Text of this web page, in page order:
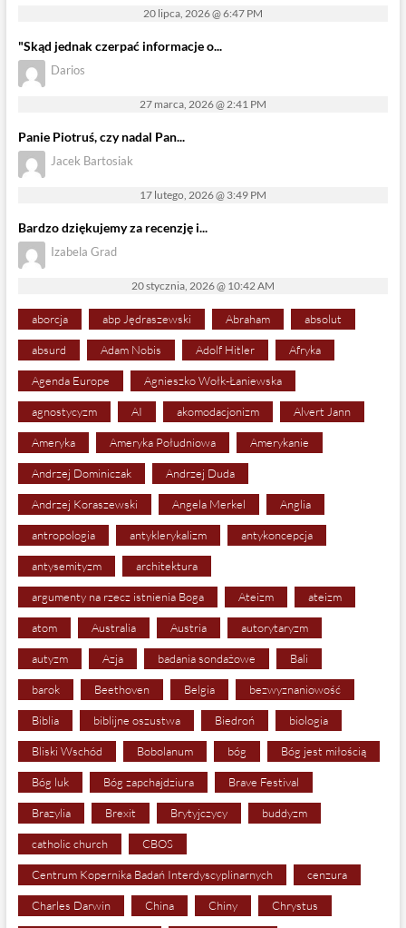
20 lipca, 2026 @ 6:47 PM
"Skąd jednak czerpać informacje o...
Darios
27 marca, 2026 @ 2:41 PM
Panie Piotruś, czy nadal Pan...
Jacek Bartosiak
17 lutego, 2026 @ 3:49 PM
Bardzo dziękujemy za recenzję i...
Izabela Grad
20 stycznia, 2026 @ 10:42 AM
aborcja abp Jędraszewski Abraham absolut
absurd Adam Nobis Adolf Hitler Afryka
Agenda Europe Agnieszko Wołk-Łaniewska
agnostycyzm AI akomodacjonizm Alvert Jann
Ameryka Ameryka Południowa Amerykanie
Andrzej Dominiczak Andrzej Duda
Andrzej Koraszewski Angela Merkel Anglia
antropologia antyklerykalizm antykoncepcja
antysemityzm architektura
argumenty na rzecz istnienia Boga Ateizm ateizm
atom Australia Austria autorytaryzm
autyzm Azja badania sondażowe Bali
barok Beethoven Belgia bezwyznaniowość
Biblia biblijne oszustwa Biedroń biologia
Bliski Wschód Bobolanum bóg Bóg jest miłością
Bóg luk Bóg zapchajdziura Brave Festival
Brazylia Brexit Brytyjczycy buddyzm
catholic church CBOS
Centrum Kopernika Badań Interdyscyplinarnych cenzura
Charles Darwin China Chiny Chrystus